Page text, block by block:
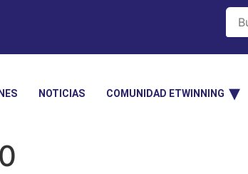
NOTICIAS COMUNIDAD ETWINNING